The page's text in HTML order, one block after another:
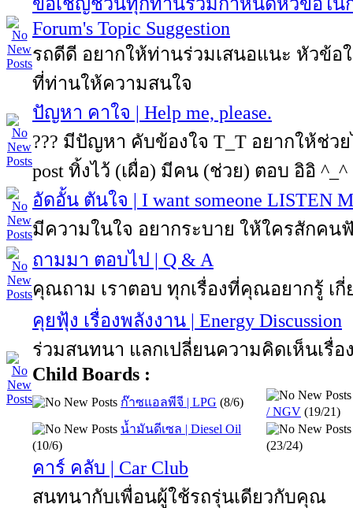
Forum's Topic Suggestion
รถดีดี อยากให้ท่านร่วมเสนอแนะ หัวข้อ
ที่ท่านให้ความสนใจ
ปัญหา คาใจ | Help me, please.
??? มีปัญหา คับข้องใจ T_T อยากให้ช่ว
post ทิ้งไว้ (เผื่อ) มีคน (ช่วย) ตอบ อิอิ ^_^
อัดอั้น ตันใจ | I want someone LISTEN
มีความในใจ อยากระบาย ให้ใครสักคน
ถามมา ตอบไป | Q & A
คุณถาม เราตอบ ทุกเรื่องที่คุณอยากรู้ เกี่
คุยฟุ้ง เรื่องพลังงาน | Energy Discussion
ร่วมสนทนา แลกเปลี่ยนความคิดเห็นเรื่อ
Child Boards :
ก๊าซแอลพีจี | LPG (8/6)
/ NGV (19/21)
น้ำมันดีเซล | Diesel Oil
(10/6)
(23/24)
คาร์ คลับ | Car Club
สนทนากับเพื่อนผู้ใช้รถรุ่นเดียวกับคุณ